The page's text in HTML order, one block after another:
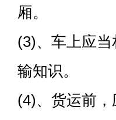
厢。
(3)、车上应
输知识。
(4)、货运前